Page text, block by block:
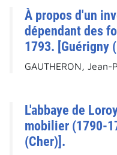
À propos d'un
dépendant des
1793. [Guérigny
GAUTHERON, Jean-
L'abbaye de
mobilier (1790-
(Cher)].